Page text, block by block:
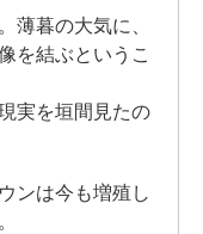
薄暮の大気に、
を結ぶというこ
実を垣間見たの
ンは今も増殖し